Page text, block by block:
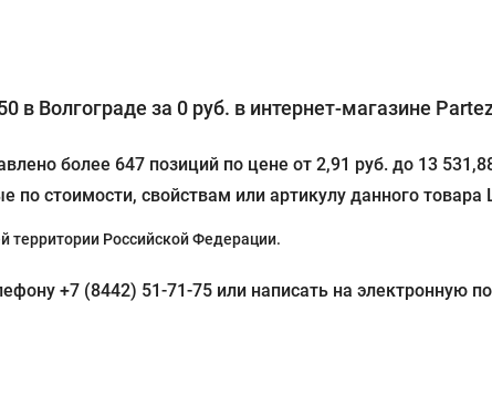
в Волгограде за 0 руб. в интернет-магазине
более 647 позиций по цене от 2,91 руб. до 13
стоимости, свойствам или артикулу данного товара
территории Российской Федерации.
+7 (8442) 51-71-75 или написать на электронную